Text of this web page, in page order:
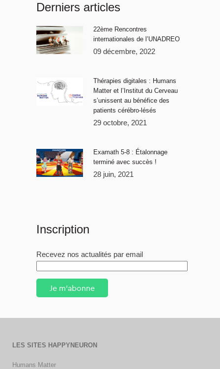
Derniers articles
22ème Rencontres
internationales de l’UNADREO
09 décembre, 2022
Thérapies digitales : Humans
Matter et l’Institut du Cerveau
s’unissent au bénéfice des
patients cérébro-lésés
29 octobre, 2021
Examath 5-8 : Étalonnage
terminé avec succès !
28 juin, 2021
Inscription
Recevez nos actualités par email
Je m'abonne
LES SITES HAPPYNEURON
Humans Matter